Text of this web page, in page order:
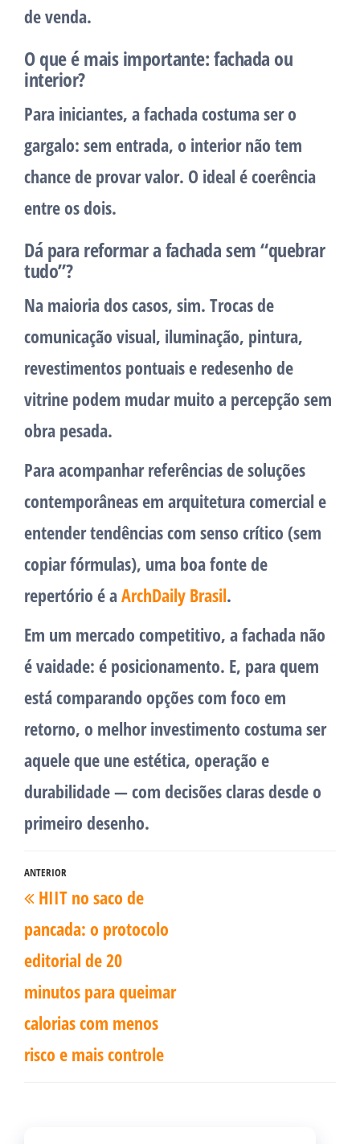
de venda.
O que é mais importante: fachada ou
interior?
Para iniciantes, a fachada costuma ser o
gargalo: sem entrada, o interior não tem
chance de provar valor. O ideal é coerência
entre os dois.
Dá para reformar a fachada sem “quebrar
tudo”?
Na maioria dos casos, sim. Trocas de
comunicação visual, iluminação, pintura,
revestimentos pontuais e redesenho de
vitrine podem mudar muito a percepção sem
obra pesada.
Para acompanhar referências de soluções
contemporâneas em arquitetura comercial e
entender tendências com senso crítico (sem
copiar fórmulas), uma boa fonte de
repertório é aArchDaily Brasil.
Em um mercado competitivo, a fachada não
é vaidade: é posicionamento. E, para quem
está comparando opções com foco em
retorno, o melhor investimento costuma ser
aquele que une estética, operação e
durabilidade — com decisões claras desde o
primeiro desenho.
Navegação
de
Post
Post
anterior
ANTERIOR
HIIT no saco de
pancada: o protocolo
editorial de 20
minutos para queimar
calorias com menos
risco e mais controle